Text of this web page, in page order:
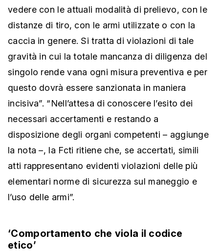
vedere con le attuali modalità di prelievo, con le
distanze di tiro, con le armi utilizzate o con la
caccia in genere. Si tratta di violazioni di tale
gravità in cui la totale mancanza di diligenza del
singolo rende vana ogni misura preventiva e per
questo dovrà essere sanzionata in maniera
incisiva”. “Nell’attesa di conoscere l’esito dei
necessari accertamenti e restando a
disposizione degli organi competenti – aggiunge
la nota –, la Fcti ritiene che, se accertati, simili
atti rappresentano evidenti violazioni delle più
elementari norme di sicurezza sul maneggio e
l’uso delle armi”.
‘Comportamento che viola il codice
etico’